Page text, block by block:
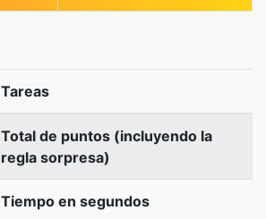
Tareas
Total de puntos (incluyendo la
regla sorpresa)
Tiempo en segundos